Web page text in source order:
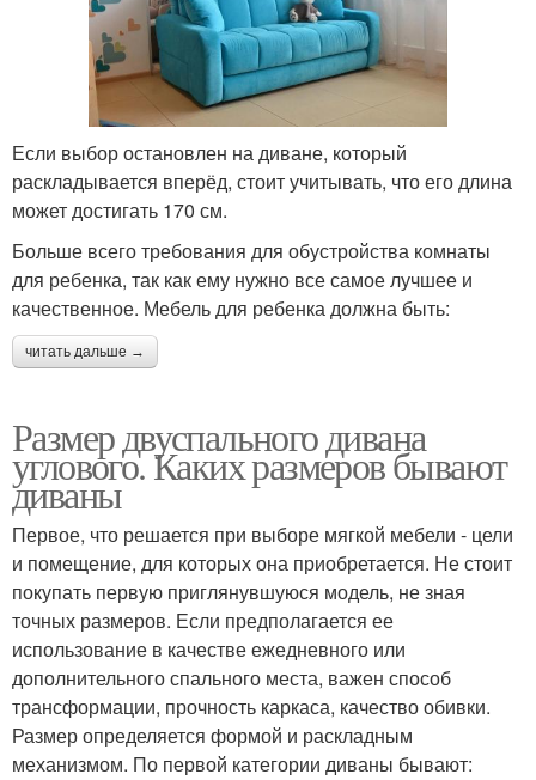
Если выбор остановлен на диване, который
раскладывается вперёд, стоит учитывать, что его длина
может достигать 170 см.
Больше всего требования для обустройства комнаты
для ребенка, так как ему нужно все самое лучшее и
качественное. Мебель для ребенка должна быть:
читать дальше →
Размер двуспального дивана
углового. Каких размеров бывают
диваны
Первое, что решается при выборе мягкой мебели - цели
и помещение, для которых она приобретается. Не стоит
покупать первую приглянувшуюся модель, не зная
точных размеров. Если предполагается ее
использование в качестве ежедневного или
дополнительного спального места, важен способ
трансформации, прочность каркаса, качество обивки.
Размер определяется формой и раскладным
механизмом. По первой категории диваны бывают: